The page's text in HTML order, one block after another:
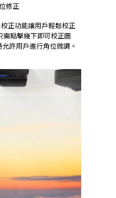
修正
正功能讓用戶輕鬆校正
需點擊幾下即可校正圖
許用戶進行角位微調。